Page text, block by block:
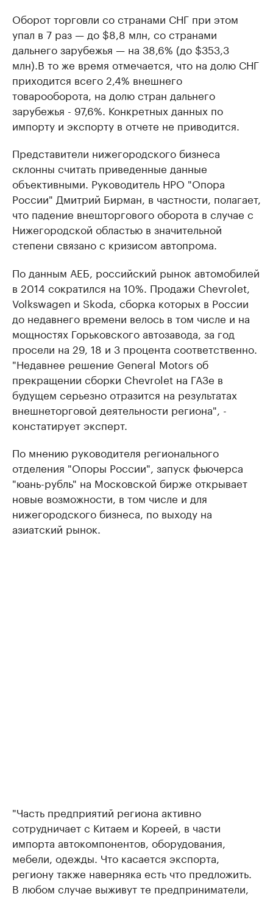
Оборот торговли со странами СНГ при этом
упал в 7 раз — до $8,8 млн, со странами
дальнего зарубежья — на 38,6% (до $353,3
млн).В то же время отмечается, что на долю СНГ
приходится всего 2,4% внешнего
товарооборота, на долю стран дальнего
зарубежья - 97,6%. Конкретных данных по
импорту и экспорту в отчете не приводится.
Представители нижегородского бизнеса
склонны считать приведенные данные
объективными. Руководитель НРО "Опора
России" Дмитрий Бирман, в частности, полагает,
что падение внешторгового оборота в случае с
Нижегородской областью в значительной
степени связано с кризисом автопрома.
По данным АЕБ, российский рынок автомобилей
в 2014 сократился на 10%. Продажи Chevrolet,
Volkswagen и Skoda, сборка которых в России
до недавнего времени велось в том числе и на
мощностях Горьковского автозавода, за год
просели на 29, 18 и 3 процента соответственно.
"Недавнее решение General Motors об
прекращении сборки Chevrolet на ГАЗе в
будущем серьезно отразится на результатах
внешнеторговой деятельности региона", -
констатирует эксперт.
По мнению руководителя регионального
отделения "Опоры России", запуск фьючерса
"юань-рубль" на Московской бирже открывает
новые возможности, в том числе и для
нижегородского бизнеса, по выходу на
азиатский рынок.
"Часть предприятий региона активно
сотрудничает с Китаем и Кореей, в части
импорта автокомпонентов, оборудования,
мебели, одежды. Что касается экспорта,
региону также наверняка есть что предложить.
В любом случае выживут те предприниматели,